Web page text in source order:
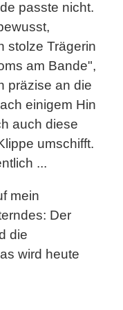
passte nicht.
stolze Trägerin
am Bande",
präzise an die
einigem Hin
auch diese
umschifft.
...
mein
Der
die
wird heute